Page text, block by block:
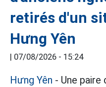
retirés d'un
Hưng Yên
| 07/08/2026 - 15:24
Hưng Yên - Une paire